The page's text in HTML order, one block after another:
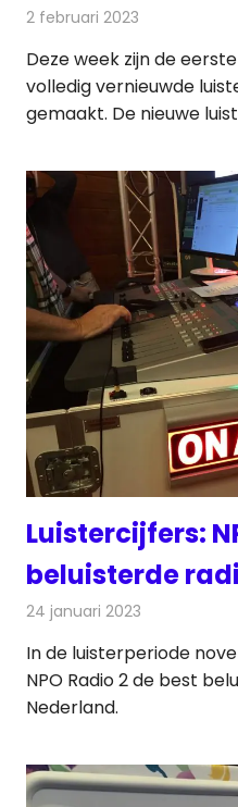
2 februari 2023
Deze week zijn de
volledig vernieuwde
gemaakt. De nieuwe
Luistercijfers:
beluisterde
24 januari 2023
In de luisterperiode
NPO Radio 2 de best
Nederland.